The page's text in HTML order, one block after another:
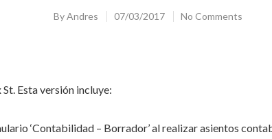
ByAndres 07/03/2017 No Comments
Esta versión incluye:
‘Contabilidad – Borrador’ al realizar asientos